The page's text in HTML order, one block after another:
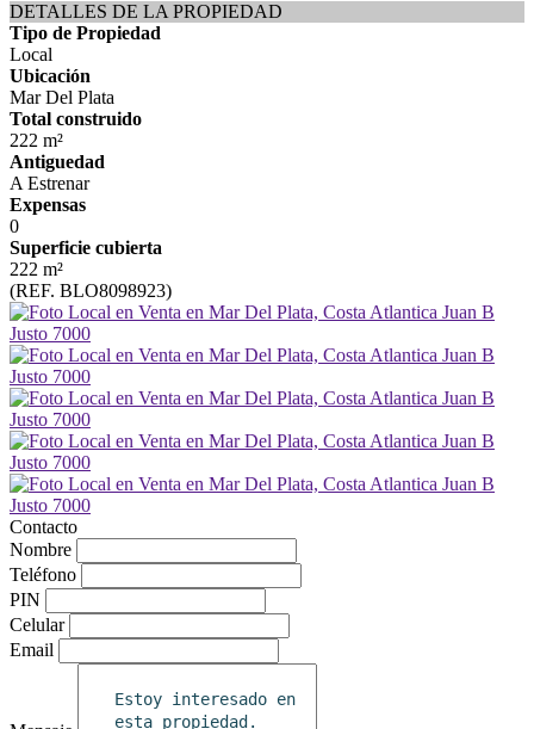
DETALLES DE LA PROPIEDAD
Tipo de Propiedad
Local
Ubicación
Mar Del Plata
Total construido
222 m²
Antiguedad
A Estrenar
Expensas
0
Superficie cubierta
222 m²
(REF. BLO8098923)
Contacto
Nombre
Teléfono
PIN
Celular
Email